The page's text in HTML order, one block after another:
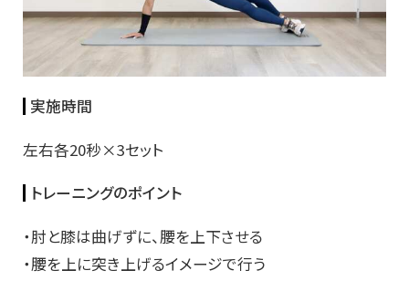
実施時間
左右各20秒×3セット
トレーニングのポイント
・肘と膝は曲げずに、腰を上下させる
・腰を上に突き上げるイメージで行う